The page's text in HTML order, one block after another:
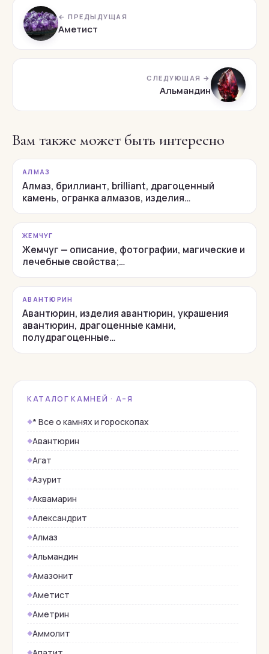
← ПРЕДЫДУЩАЯ
Аметист
СЛЕДУЮЩАЯ →
Альмандин
Вам также может быть интересно
АЛМАЗ
Алмаз, бриллиант, brilliant, драгоценный
камень, огранка алмазов, изделия…
ЖЕМЧУГ
Жемчуг — описание, фотографии, магические и
лечебные свойства;…
АВАНТЮРИН
Авантюрин, изделия авантюрин, украшения
авантюрин, драгоценные камни,
полудрагоценные…
КАТАЛОГ КАМНЕЙ · А–Я
* Все о камнях и гороскопах
Авантюрин
Агат
Азурит
Аквамарин
Александрит
Алмаз
Альмандин
Амазонит
Аметист
Аметрин
Аммолит